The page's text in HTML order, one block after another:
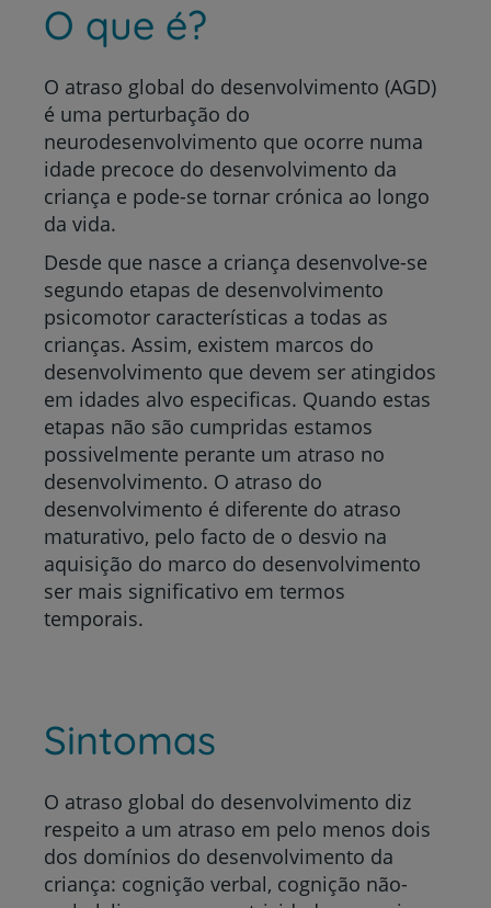
O que é?
O atraso global do desenvolvimento (AGD)
é uma perturbação do
neurodesenvolvimento que ocorre numa
idade precoce do desenvolvimento da
criança e pode-se tornar crónica ao longo
da vida.
Desde que nasce a criança desenvolve-se
segundo etapas de desenvolvimento
psicomotor características a todas as
crianças. Assim, existem marcos do
desenvolvimento que devem ser atingidos
em idades alvo especificas. Quando estas
etapas não são cumpridas estamos
possivelmente perante um atraso no
desenvolvimento. O atraso do
desenvolvimento é diferente do atraso
maturativo, pelo facto de o desvio na
aquisição do marco do desenvolvimento
ser mais significativo em termos
temporais.
Sintomas
O atraso global do desenvolvimento diz
respeito a um atraso em pelo menos dois
dos domínios do desenvolvimento da
criança: cognição verbal, cognição não-